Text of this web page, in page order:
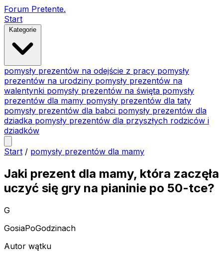
Forum Pretente.
Start
Kategorie
pomysły prezentów na odejście z pracy pomysły
prezentów na urodziny pomysły prezentów na
walentynki pomysły prezentów na święta pomysły
prezentów dla mamy pomysły prezentów dla taty
pomysły prezentów dla babci pomysły prezentów dla
dziadka pomysły prezentów dla przyszłych rodziców i
dziadków
Start / pomysły prezentów dla mamy
Jaki prezent dla mamy, która zaczęła
uczyć się gry na pianinie po 50-tce?
G
GosiaPoGodzinach
Autor wątku